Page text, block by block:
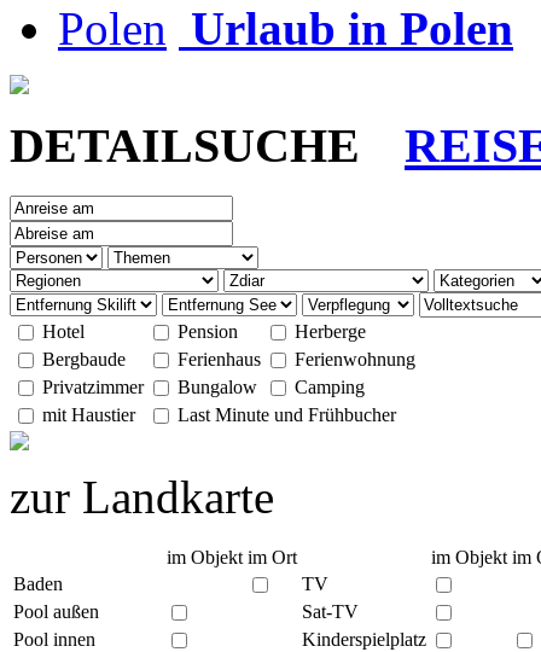
Urlaub in Polen
DETAILSUCHE
Hotel Pension
Herberge
Bergbaude
Ferienhaus
Ferienwohnung
Privatzimmer
Bungalow
Camping
mit Haustier
Last Minute und Frühbucher
zur Landkarte
im Objekt im Ort im Objekt im
Baden
TV
Pool außen
Sat-TV
Pool innen
Kinderspielplatz